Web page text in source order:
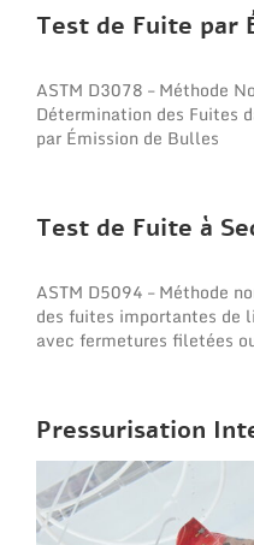
Test de Fuite par
ASTM D3078 – Méthode
Détermination des Fuites
par Émission de Bulles
Test de Fuite à
ASTM D5094 – Méthode
des fuites importantes de
avec fermetures filetées
Pressurisation